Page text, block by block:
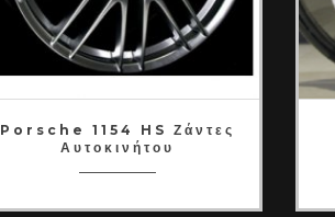
Porsche 1154 HS Ζάντες
Αυτοκινήτου